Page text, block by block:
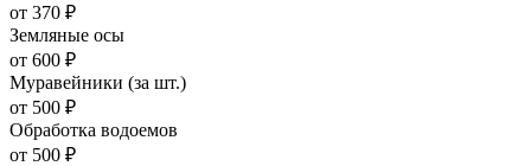
от 370 ₽
Земляные осы
от 600 ₽
Муравейники (за шт.)
от 500 ₽
Обработка водоемов
от 500 ₽